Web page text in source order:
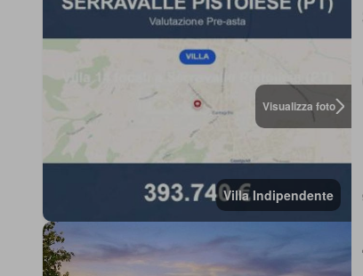
Visualizza foto
Villa Indipendente